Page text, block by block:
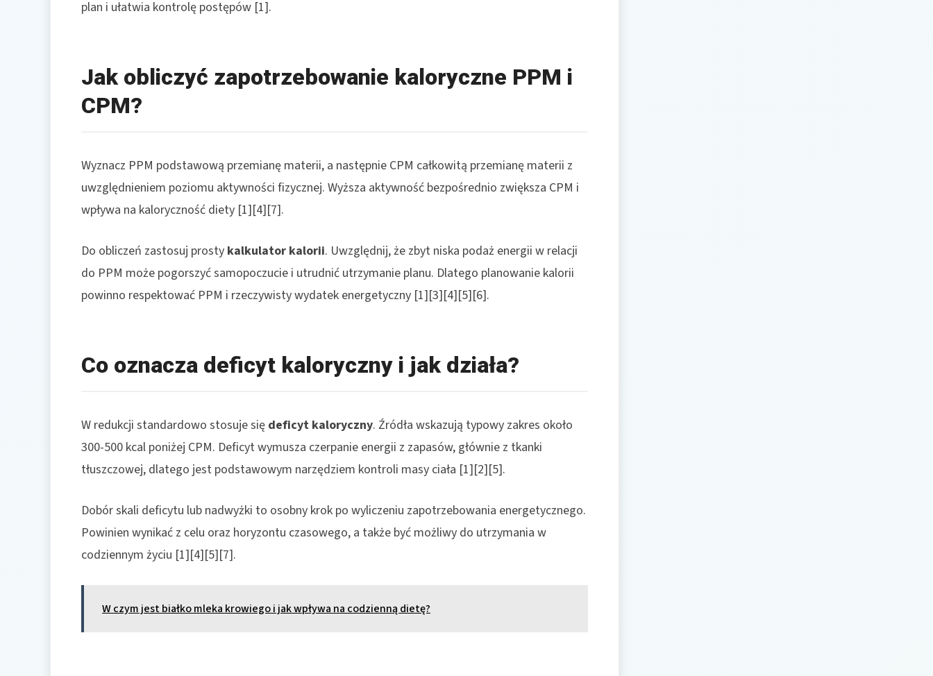
plan i ułatwia kontrolę postępów [1].
Jak obliczyć zapotrzebowanie kaloryczne PPM i
CPM?
Wyznacz PPM podstawową przemianę materii, a następnie CPM całkowitą przemianę materii z
uwzględnieniem poziomu aktywności fizycznej. Wyższa aktywność bezpośrednio zwiększa CPM i
wpływa na kaloryczność diety [1][4][7].
Do obliczeń zastosuj prosty kalkulator kalorii. Uwzględnij, że zbyt niska podaż energii w relacji
do PPM może pogorszyć samopoczucie i utrudnić utrzymanie planu. Dlatego planowanie kalorii
powinno respektować PPM i rzeczywisty wydatek energetyczny [1][3][4][5][6].
Co oznacza deficyt kaloryczny i jak działa?
W redukcji standardowo stosuje się deficyt kaloryczny. Źródła wskazują typowy zakres około
300-500 kcal poniżej CPM. Deficyt wymusza czerpanie energii z zapasów, głównie z tkanki
tłuszczowej, dlatego jest podstawowym narzędziem kontroli masy ciała [1][2][5].
Dobór skali deficytu lub nadwyżki to osobny krok po wyliczeniu zapotrzebowania energetycznego.
Powinien wynikać z celu oraz horyzontu czasowego, a także być możliwy do utrzymania w
codziennym życiu [1][4][5][7].
W czym jest białko mleka krowiego i jak wpływa na codzienną dietę?